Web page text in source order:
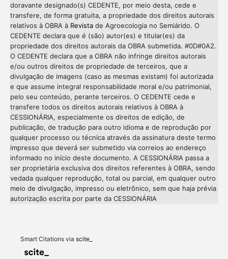
doravante designado(s) CEDENTE, por meio desta, cede e
transfere, de forma gratuita, a propriedade dos direitos autorais
relativos à OBRA à Revistade Agroecologia no Semiárido. O
CEDENTE declara que é (são) autor(es) e titular(es) da
propriedade dos direitos autorais da OBRA submetida. #0D#0A2.
O CEDENTE declara que a OBRA não infringe direitos autorais
e/ou outros direitos de propriedade de terceiros, que a
divulgação de imagens (caso as mesmas existam) foi autorizada
e que assume integral responsabilidade moral e/ou patrimonial,
pelo seu conteúdo, perante terceiros. O CEDENTE cede e
transfere todos os direitos autorais relativos à OBRA à
CESSIONÁRIA, especialmente os direitos de edição, de
publicação, de tradução para outro idioma e de reprodução por
qualquer processo ou técnica através da assinatura deste termo
impresso que deverá ser submetido via correios ao endereço
informado no início deste documento. A CESSIONÁRIA passa a
ser proprietária exclusiva dos direitos referentes à OBRA, sendo
vedada qualquer reprodução, total ou parcial, em qualquer outro
meio de divulgação, impresso ou eletrônico, sem que haja prévia
autorização escrita por parte da CESSIONÁRIA
Smart Citations via scite_
Intro